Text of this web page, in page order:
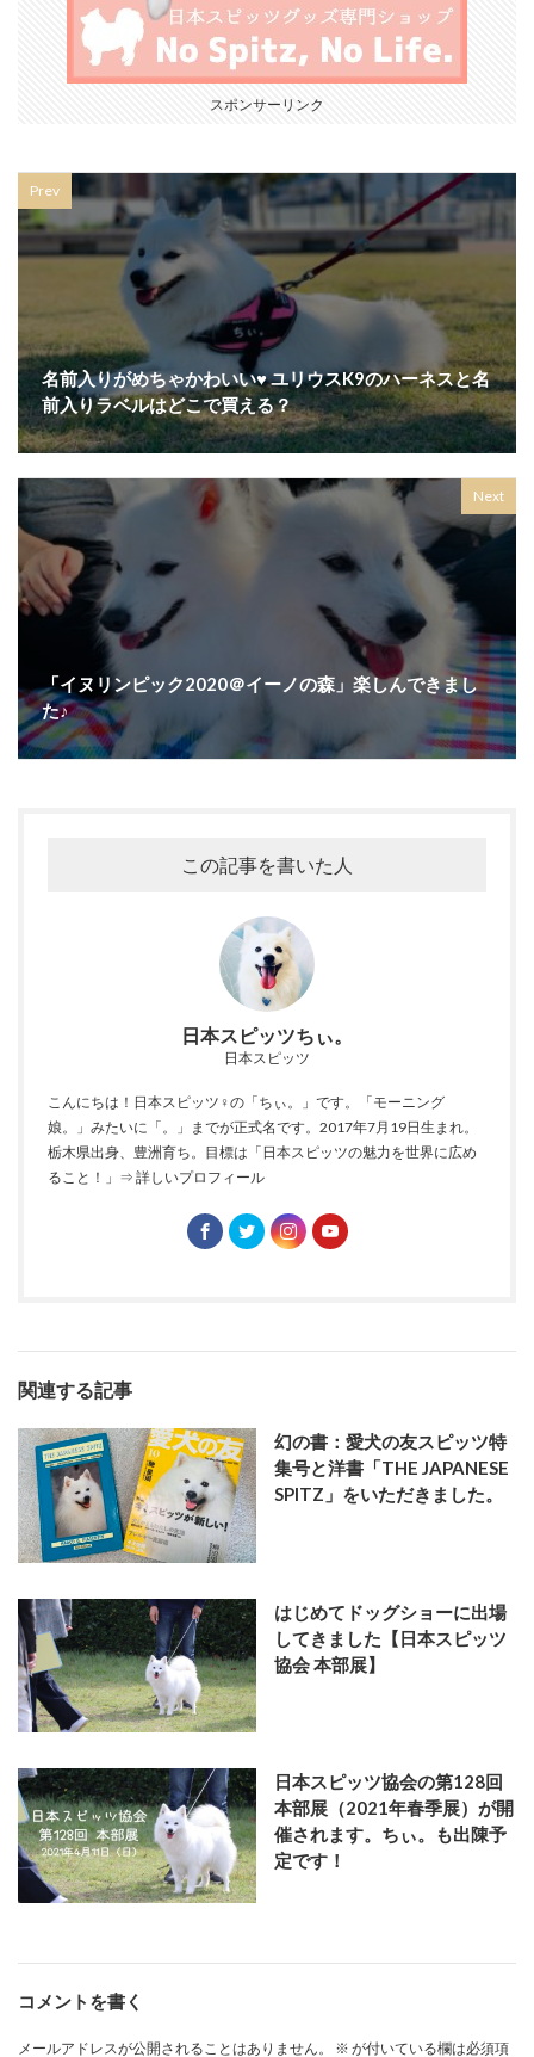
スポンサーリンク
Prev
名前入りがめちゃかわいい♥ ユリウスK9のハーネスと名
前入りラベルはどこで買える？
Next
「イヌリンピック2020＠イーノの森」楽しんできまし
た♪
この記事を書いた人
日本スピッツちぃ。
日本スピッツ
こんにちは！日本スピッツ♀の「ちぃ。」です。「モーニング
娘。」みたいに「。」までが正式名です。2017年7月19日生まれ。
栃木県出身、豊洲育ち。目標は「日本スピッツの魅力を世界に広め
ること！」 ⇒ 詳しいプロフィール
関連する記事
幻の書：愛犬の友スピッツ特
集号と洋書「THE JAPANESE
SPITZ」をいただきました。
はじめてドッグショーに出場
してきました【日本スピッツ
協会 本部展】
日本スピッツ協会の第128回
本部展（2021年春季展）が開
催されます。ちぃ。も出陳予
定です！
コメントを書く
メールアドレスが公開されることはありません。 ※ が付いている欄は必須項